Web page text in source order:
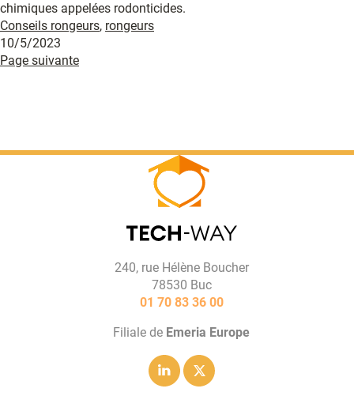
chimiques appelées rodonticides.
Conseils rongeurs, rongeurs
10/5/2023
Page suivante
240, rue Hélène Boucher
78530 Buc
01 70 83 36 00
Filiale de Emeria Europe